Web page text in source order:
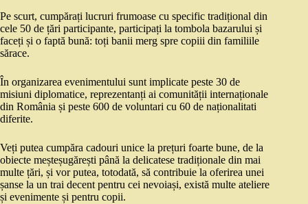
Pe scurt, cumpărați lucruri frumoase cu specific tradițional din
cele 50 de țări participante, participați la tombola bazarului și
faceți și o faptă bună: toți banii merg spre copiii din familiile
sărace.
În organizarea evenimentului sunt implicate peste 30 de
misiuni diplomatice, reprezentanți ai comunității internaționale
din România și peste 600 de voluntari cu 60 de naționalitati
diferite.
Veți putea cumpăra cadouri unice la prețuri foarte bune, de la
obiecte meșteșugărești până la delicatese tradiționale din mai
multe țări, și vor putea, totodată, să contribuie la oferirea unei
șanse la un trai decent pentru cei nevoiași, există multe ateliere
și evenimente și pentru copii.